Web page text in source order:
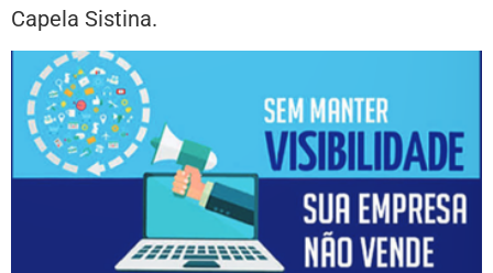
Capela Sistina.